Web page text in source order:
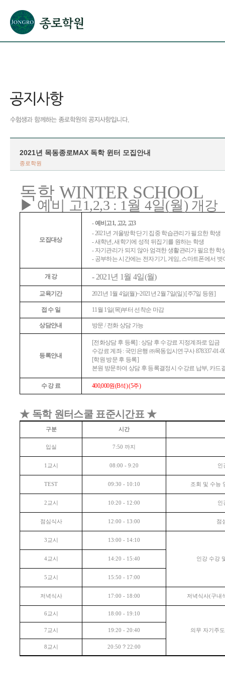
2021년 목동종로MAX 독학 윈터 모집안내
종로학원
독학 WINTER SCHOOL
▶ 예비 고1,2,3 : 1 월4일(월) 개강
모집대상
-예비고1, 고2, 고3
- 2021년 겨울방학 단기 집중 학습관리가 필요한 학생
-새학년 ,새학기에 성적 뒤집기를 원하는 학생
- 자기관리가 되지 않아 엄격한 생활관리가 필요한 학
- 공부하는 시간에는 전자기기 ,게임 , 스마트폰에서 벗
개 강 - 2021 년 1월 4일(월)
교육기간 2021년 1월4일(월)~2021년2월7일(일 ) [주7일 등원]
접 수 일 11월 1일(목)부터 선착순 마감
상담안내 방문/ 전화 상담 가능
등록안내
[전화상담 후 등록] :상담 후 수강료 지정계좌로 입금
수강료 계좌: 국민은행 ㈜목동입시연구사878337-01-
[학원 방문 후 등록]
본원 방문하여 상담 후 등록결정시 수강료 납부, 카드
수 강 료 400,000원(B석) (5주)
★ 독학 원터스쿨 표준시간표 ★
구분 시간
입실 7:50 까지
1 교시 08:00 - 9:20 인
TEST 09:30 - 10:10 조회 및 수능
2 교시 10:20 - 12:00 인
점심식사 12:00 - 13:00 점
3 교시 13:00 - 14:10
인강 수강
4교시 14:20 - 15:40
5 교시 15:50 - 17:00
저녁식사 17:00 - 18:00 저녁식사(구내
6 교시 18:00 - 19:10
의무 자기주
7 교시 19:20 - 20:40
8 교시 20:50 ? 22:00